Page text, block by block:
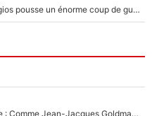
Victime de racisme contre Murray, Kyrgios pousse un énorme coup de gueule !
Un documentaire avec Zinedine Zidane : Comme Jean-Jacques Goldman et Mylène Farmer, le nouveau sélectionneur de l'équipe de France a recalé une journaliste très connue